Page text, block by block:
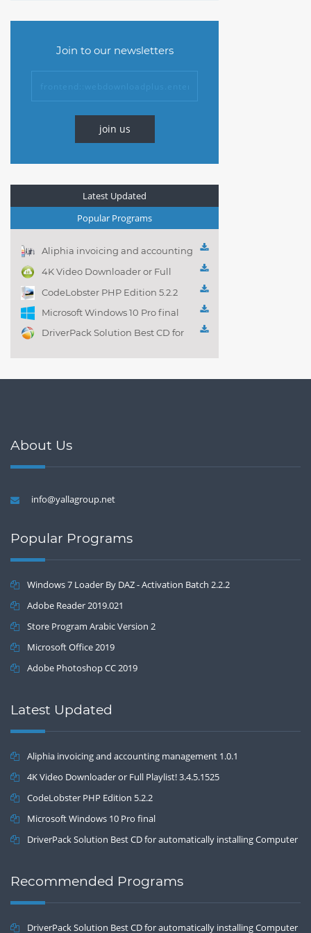
Join to our newsletters
join us
Latest Updated
Popular Programs
Aliphia invoicing and accounting
management 1.0.1
4K Video Downloader or Full
Playlist! 3.4.5.1525
CodeLobster PHP Edition 5.2.2
Microsoft Windows 10 Pro final
DriverPack Solution Best CD for
About Us
info@yallagroup.net
Popular Programs
Windows 7 Loader By DAZ - Activation Batch 2.2.2
Adobe Reader 2019.021
Store Program Arabic Version 2
Microsoft Office 2019
Adobe Photoshop CC 2019
Latest Updated
Aliphia invoicing and accounting management 1.0.1
4K Video Downloader or Full Playlist! 3.4.5.1525
CodeLobster PHP Edition 5.2.2
Microsoft Windows 10 Pro final
DriverPack Solution Best CD for automatically installing Computer
Recommended Programs
DriverPack Solution Best CD for automatically installing Computer